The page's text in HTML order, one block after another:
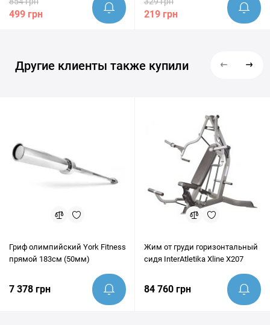
499 грн 219 грн
Другие клиенты также купили
Гриф олимпийский York Fitness
прямой 183см (50мм)
7 378 грн
Жим от груди горизонтальный
сидя InterAtletika Xline X207
84 760 грн